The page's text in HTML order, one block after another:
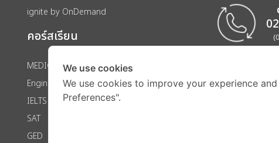
ignite by OnDemand
คอร์สเรียน
MEDICAL
Engineering
IELTS
SAT
GED
We use cookies
We use cookies to improve your experience
Preferences".